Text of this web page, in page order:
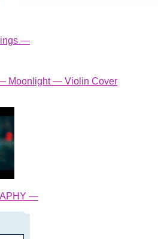
—
Moonlight — Violin Cover
—